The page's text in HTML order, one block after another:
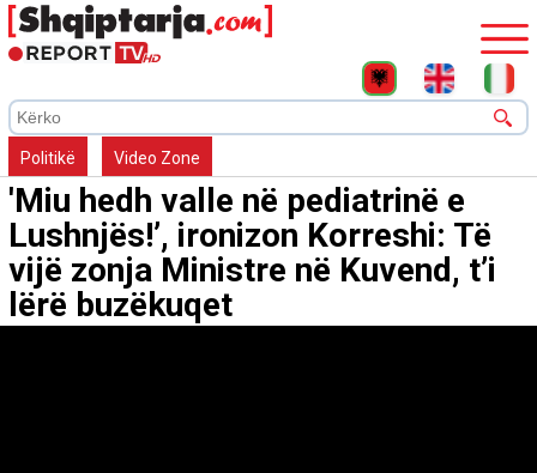
Politikë Video Zone
'Miu hedh valle në pediatrinë e
Lushnjës!’, ironizon Korreshi: Të
vijë zonja Ministre në Kuvend, t’i
lërë buzëkuqet